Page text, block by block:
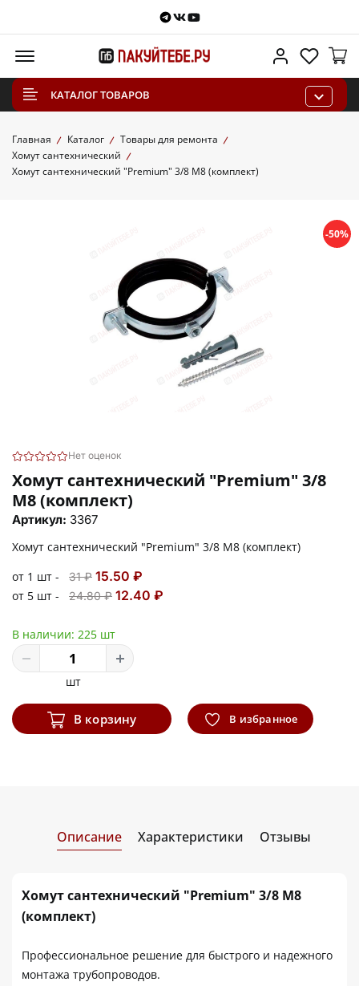
Telegram
VKontakte
Youtube
Личный
КАТАЛОГ ТОВАРОВ
Главная Каталог
Товары для ремонта
Хомут сантехнический
Хомут сантехнический "Premium" 3/8 М8 (комплект)
-50%
Нет оценок
Хомут сантехнический "Premium" 3/8
М8 (комплект)
Артикул: 3367
Хомут сантехнический "Premium" 3/8 М8 (комплект)
от 1 шт -
31 ₽ 15.50 ₽
от 5 шт - 24.80 ₽ 12.40 ₽
В наличии: 225 шт
шт
В корзину В избранное
Описание Характеристики Отзывы
Хомут сантехнический "Premium" 3/8 М8
(комплект)
Профессиональное решение для быстрого и надежного
монтажа трубопроводов.